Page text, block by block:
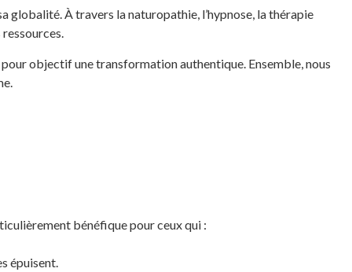
globalité. À travers la naturopathie, l’hypnose, la thérapie
objectif une transformation authentique. Ensemble, nous
bénéfique pour ceux qui :
épuisent.